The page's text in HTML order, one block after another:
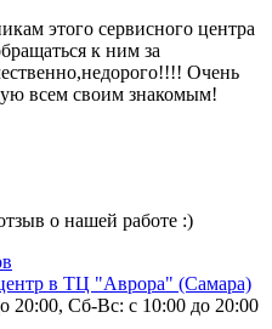
этого сервисного центра
к ним за
Очень
всем своим знакомым!
о нашей работе :)
в ТЦ "Аврора" (Самара)
20:00, Сб-Вс: с 10:00 до 20:00